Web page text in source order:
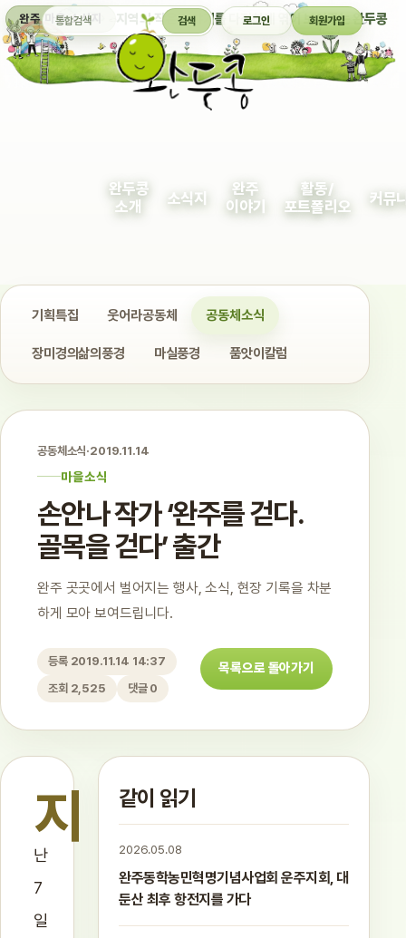
완주 마을 소식지 지역의 작은 이야기를 다정하게 엮어 보여주는 완두콩
통합검색 검색 로그인 회원가입
완두콩
소개
소식지
완주
이야기
활동/
포트폴리오
커뮤
기획특집 웃어라공동체 공동체소식
장미경의삶의풍경 마실풍경 품앗이칼럼
공동체소식·2019.11.14
마을소식
손안나 작가 ‘완주를 걷다.
골목을 걷다’ 출간
완주 곳곳에서 벌어지는 행사, 소식, 현장 기록을 차분
하게 모아 보여드립니다.
등록 2019.11.14 14:37
조회 2,525
댓글 0
목록으로 돌아가기
지
난
7
일
같이 읽기
2026.05.08
완주동학농민혁명기념사업회 운주지회, 대
둔산 최후 항전지를 가다